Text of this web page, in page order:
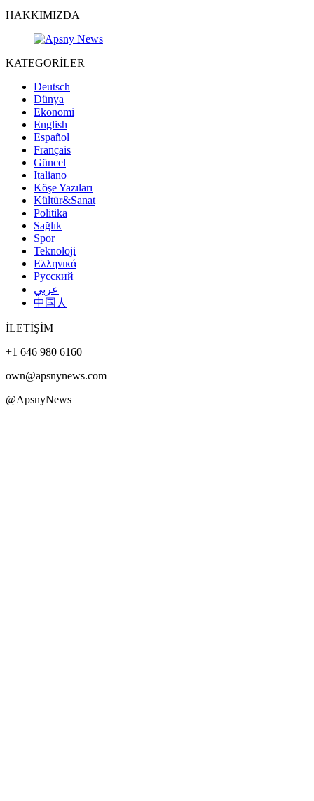
HAKKIMIZDA
KATEGORİLER
Deutsch
Dünya
Ekonomi
English
Español
Français
Güncel
Italiano
Köşe Yazıları
Kültür&Sanat
Politika
Sağlık
Spor
Teknoloji
Ελληνικά
Русский
عربي
中国人
İLETİŞİM
+1 646 980 6160
own@apsnynews.com
@ApsnyNews